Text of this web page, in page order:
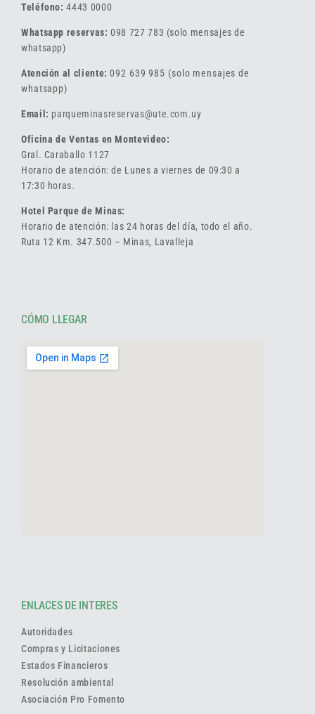
Teléfono: 4443 0000
Whatsapp reservas: 098 727 783 (solo mensajes de
whatsapp)
Atención al cliente:092 639 985 (solo mensajes de
whatsapp)
Email: parqueminasreservas@ute.com.uy
Oficina de Ventas en Montevideo:
Gral. Caraballo 1127
Horario de atención: de Lunes a viernes de 09:30 a
17:30 horas.
Hotel Parque de Minas:
Horario de atención: las 24 horas del día, todo el año.
Ruta 12 Km. 347.500 – Minas, Lavalleja
CÓMO LLEGAR
ENLACES DE INTERES
Autoridades
Compras y Licitaciones
Estados Financieros
Resolución ambiental
Asociación Pro Fomento